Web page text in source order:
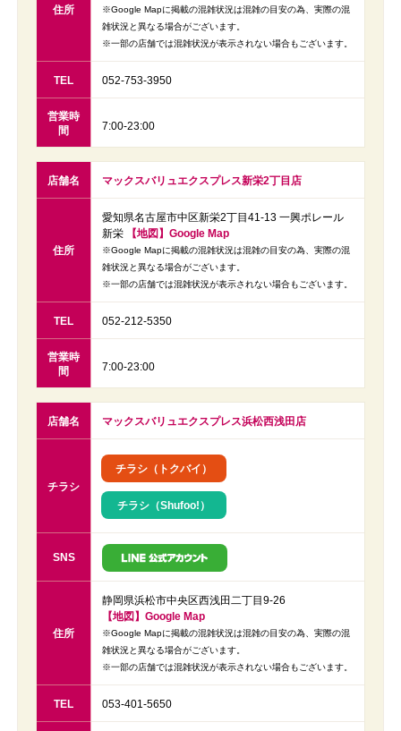
住所
※Google Mapに掲載の混雑状況は混雑の目安の為、実際の混
雑状況と異なる場合がございます。
※一部の店舗では混雑状況が表示されない場合もございます。
TEL 052-753-3950
営業時
間
7:00-23:00
店舗名 マックスバリュエクスプレス新栄2丁目店
住所
愛知県名古屋市中区新栄2丁目41-13 一興ポレール
新栄
【地図】Google Map
※Google Mapに掲載の混雑状況は混雑の目安の為、実際の混
雑状況と異なる場合がございます。
※一部の店舗では混雑状況が表示されない場合もございます。
TEL 052-212-5350
営業時
間
7:00-23:00
店舗名 マックスバリュエクスプレス浜松西浅田店
チラシ
チラシ（トクバイ）
チラシ（Shufoo!）
SNS
住所
静岡県浜松市中央区西浅田二丁目9-26
【地図】Google Map
※Google Mapに掲載の混雑状況は混雑の目安の為、実際の混
雑状況と異なる場合がございます。
※一部の店舗では混雑状況が表示されない場合もございます。
TEL 053-401-5650